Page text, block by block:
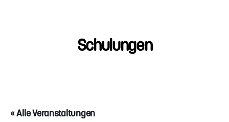
Schulungen
« Alle Veranstaltungen